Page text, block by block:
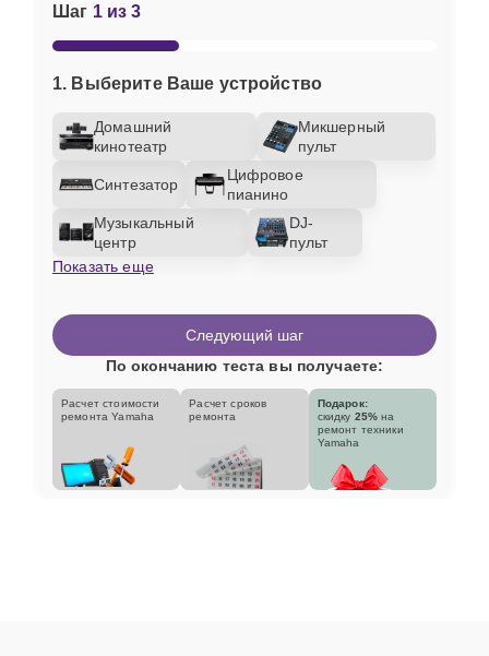
Шаг 1 из 3
1. Выберите Ваше устройство
Домашний
кинотеатр
Микшерный
пульт
Синтезатор
Цифровое
пианино
Музыкальный
центр
DJ-
пульт
Показать еще
Следующий шаг
По окончанию теста вы получаете:
Расчет стоимости
ремонта Yamaha
Расчет сроков
ремонта
Подарок:
скидку 25% на
ремонт техники
Yamaha